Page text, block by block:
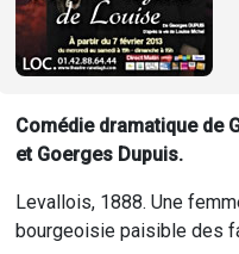
Comédie dramatique de
et Goerges Dupuis.
Levallois, 1888. Une
bourgeoisie paisible des